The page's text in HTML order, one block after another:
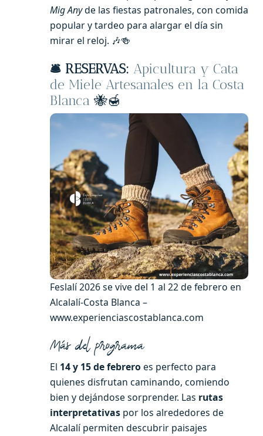
Mig Anyde las fiestas patronales, con comida
popular y tardeo para alargar el día sin
mirar el reloj. 🎶🍻
🛎️ RESERVAS: Apicultura y Cata
de Miele Artesanales en la Costa
Blanca 🐝🍯
Feslalí 2026 se vive del 1 al 22 de febrero en
Alcalalí-Costa Blanca –
www.experienciascostablanca.com
Más del programa
El 14 y 15 de febrero es perfecto para
quienes disfrutan caminando, comiendo
bien y dejándose sorprender. Las rutas
interpretativas por los alrededores de
Alcalalí permiten descubrir paisajes